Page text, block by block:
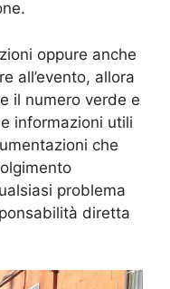
oppure anche
all’evento, allora
il numero verde e
informazioni utili
che
problema
diretta